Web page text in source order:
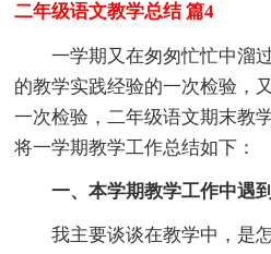
二年级语文教学总结 篇4
一学期又在匆匆忙忙中溜过
的教学实践经验的一次检验，
一次检验，二年级语文期末教
将一学期教学工作总结如下：
一、本学期教学工作中遇到
我主要谈谈在教学中，是怎